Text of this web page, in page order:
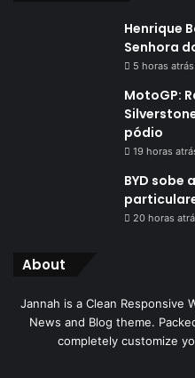
Henrique
Senhora
5 horas atrás
MotoGP:
pódio
19 horas
BYD sobe
20 horas
About
Jannah is a Clean Responsive
News and Blog theme.
completely customize